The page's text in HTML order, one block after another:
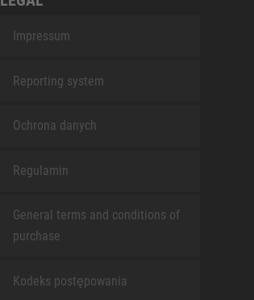
Impressum
Reporting system
Ochrona danych
Regulamin
General terms and conditions of
purchase
Kodeks postępowania